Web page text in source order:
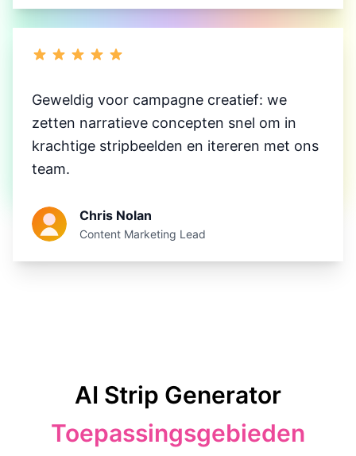
Geweldig voor campagne creatief: we
zetten narratieve concepten snel om in
krachtige stripbeelden en itereren met ons
team.
Chris Nolan
Content Marketing Lead
AI Strip Generator
Toepassingsgebieden